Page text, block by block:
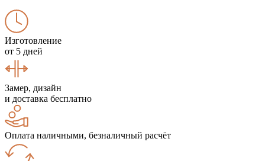
Изготовление
от 5 дней
Замер, дизайн
и доставка бесплатно
Оплата наличными, безналичный расчёт